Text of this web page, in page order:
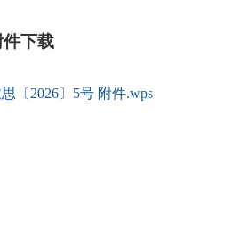
件下载
〔2026〕5号 附件.wps